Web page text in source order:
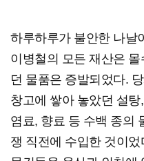
하루하루가 불안한 나날
이병철의 모든 재산은
던 물품은 증발되었다.
창고에 쌓아 놓았던 설
염료, 향료 등 수백 종의
쟁 직전에 수입한 것이었